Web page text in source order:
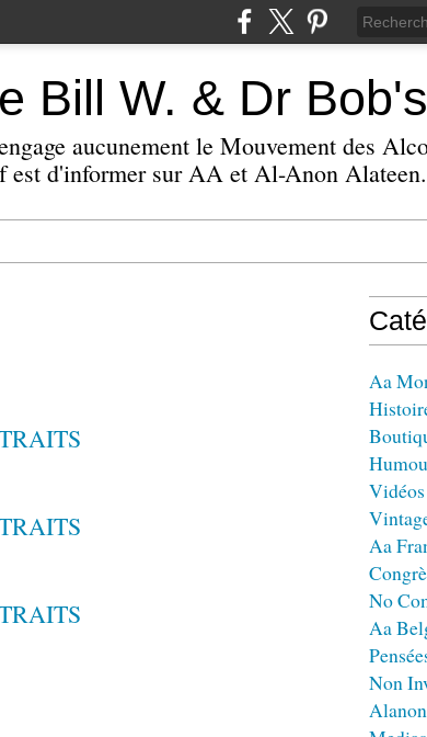
Bill W. & Dr
aucunement le Mouvement des
est d'informer sur AA et Al-Anon Alateen.
Aa
Vidéos
Aa
No
Aa
Non